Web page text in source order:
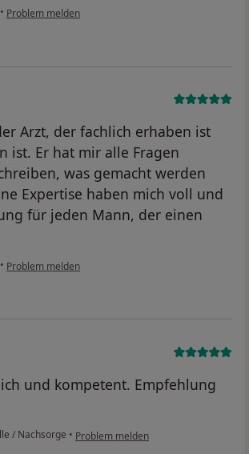
• Problem melden
Arzt, der fachlich erhaben ist
ist. Er hat mir alle Fragen
was gemacht werden
Expertise haben mich voll und
für jeden Mann, der einen
• Problem melden
und kompetent. Empfehlung
/ Nachsorge • Problem melden